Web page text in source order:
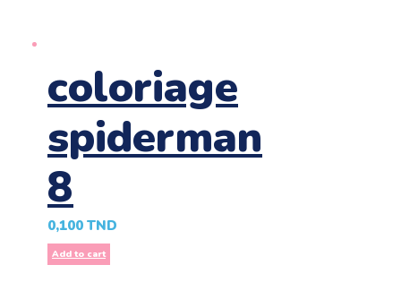
coloriage
spiderman
8
0,100 TND
Add to cart